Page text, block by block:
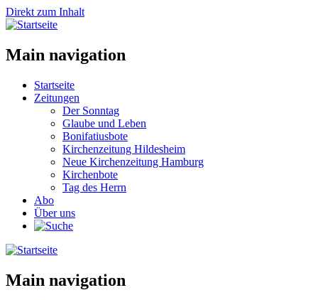
Direkt zum Inhalt
Main navigation
Startseite
Zeitungen
Der Sonntag
Glaube und Leben
Bonifatiusbote
Kirchenzeitung Hildesheim
Neue Kirchenzeitung Hamburg
Kirchenbote
Tag des Herrn
Abo
Über uns
Main navigation